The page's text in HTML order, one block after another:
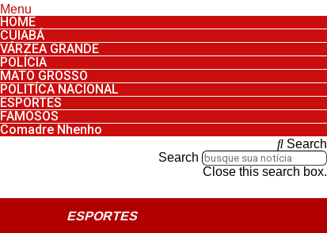
Menu
HOME
CUIABÁ
VÁRZEA GRANDE
POLÍCIA
MATO GROSSO
POLITÍCA NACIONAL
ESPORTES
FAMOSOS
Comadre Nhenho
Search
Search
Close this search box.
ESPORTES